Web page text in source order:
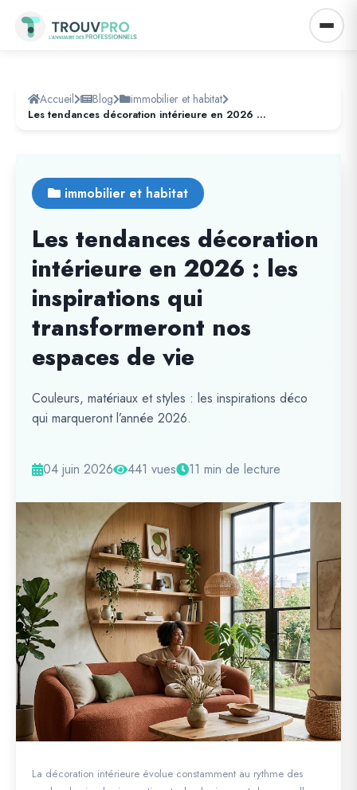
Accueil Blog immobilier et habitat
Les tendances décoration intérieure en 2026 : les inspirations qui transformeront nos espaces de vie
immobilier et habitat
Les tendances décoration
intérieure en 2026 : les
inspirations qui
transformeront nos
espaces de vie
Couleurs, matériaux et styles : les inspirations déco
qui marqueront l’année 2026.
04 juin 2026 441 vues 11 min de lecture
La décoration intérieure évolue constamment au rythme des